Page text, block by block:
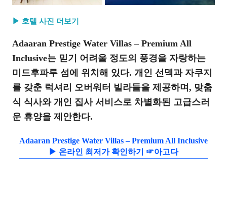
▶ 호텔 사진 더보기
Adaaran Prestige Water Villas – Premium All
Inclusive는 믿기 어려울 정도의 풍경을 자랑하는
미드후파루 섬에 위치해 있다. 개인 선덱과 자쿠지
를 갖춘 럭셔리 오버워터 빌라들을 제공하며, 맞춤
식 식사와 개인 집사 서비스로 차별화된 고급스러
운 휴양을 제안한다.
Adaaran Prestige Water Villas – Premium All Inclusive
▶ 온라인 최저가 확인하기 ☞아고다